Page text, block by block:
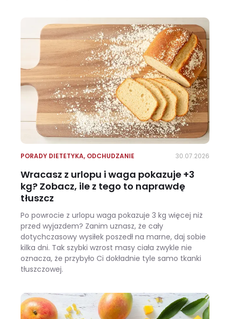
PORADY DIETETYKA, ODCHUDZANIE 30.07.2026
Wracasz z urlopu i waga pokazuje +3
kg? Zobacz, ile z tego to naprawdę
tłuszcz
Po powrocie z urlopu waga pokazuje 3 kg więcej niż
przed wyjazdem? Zanim uznasz, że cały
dotychczasowy wysiłek poszedł na marne, daj sobie
kilka dni. Tak szybki wzrost masy ciała zwykle nie
oznacza, że przybyło Ci dokładnie tyle samo tkanki
tłuszczowej.